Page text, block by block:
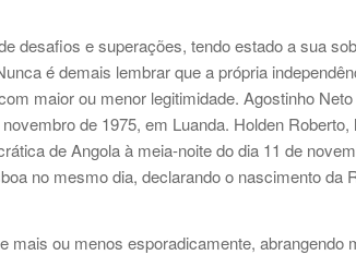
desafios e superações, tendo estado a sua
é demais lembrar que a própria
maior ou menor legitimidade. Agostinho
de 1975, em Luanda. Holden
de Angola à meia-noite do dia 11 de
no mesmo dia, declarando o nascimento da
mais ou menos esporadicamente, abrangendo